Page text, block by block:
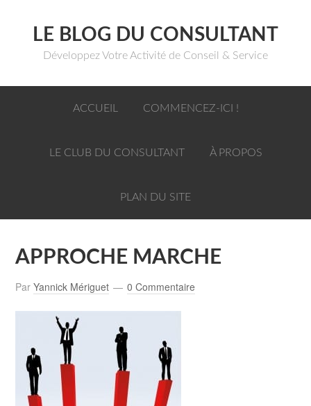
LE BLOG DU CONSULTANT
Développez Votre Activité de Conseil & Service
ACCUEIL COMMENCEZ-ICI !
LE CLUB DU CONSULTANT À PROPOS
PLAN DU SITE
APPROCHE MARCHE
ParYannick Mériguet 0 Commentaire